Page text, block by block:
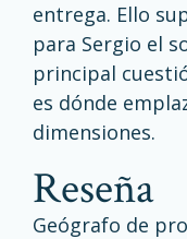
entrega. Ello
para Sergio el
principal
es dónde
dimensiones.
reseña
Geógrafo de